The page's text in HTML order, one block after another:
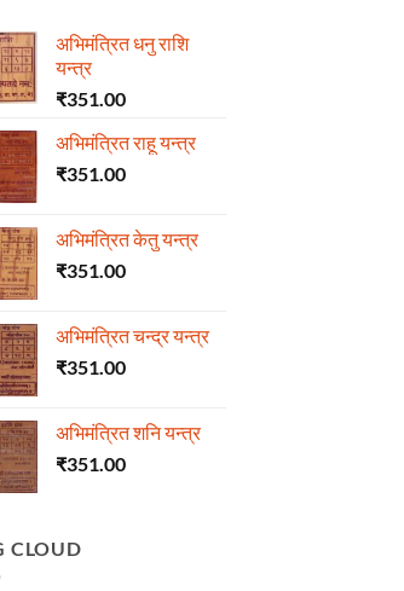
अभिमंत्रित धनु राशि
यन्त्र
₹351.00
अभिमंत्रित राहू यन्त्र
₹351.00
अभिमंत्रित केतु यन्त्र
₹351.00
अभिमंत्रित चन्द्र यन्त्र
₹351.00
अभिमंत्रित शनि यन्त्र
₹351.00
CLOUD